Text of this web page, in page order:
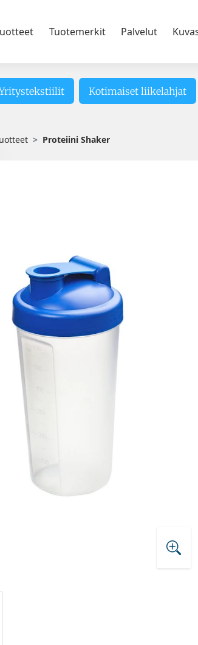
Tuotemerkit Palvelut
Kotimaiset liikelahjat
Proteiini Shaker